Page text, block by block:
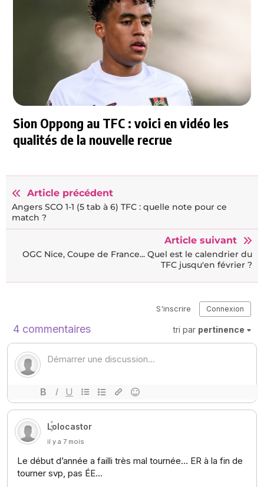
Sion Oppong au TFC : voici en vidéo les
qualités de la nouvelle recrue
Article précédent
Angers SCO 1-1 (5 tab à 6) TFC : quelle note pour ce
match ?
Article suivant
OGC Nice, Coupe de France... Quel est le calendrier du
TFC jusqu'en février ?